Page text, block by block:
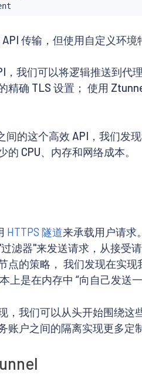
传输，但使用自定义环境
，我们可以将逻辑推送到代
精确 TLS 设置； 使用
间的这个高效 API，我们发
CPU、内存和网络成本。
HTTPS 隧道来承载用户请求
滤器"来发送请求，从接受
点的策略， 我们发现在实
本上是在内存中 “向自己发送
，我们可以从头开始围绕
账户之间的隔离实现更多定